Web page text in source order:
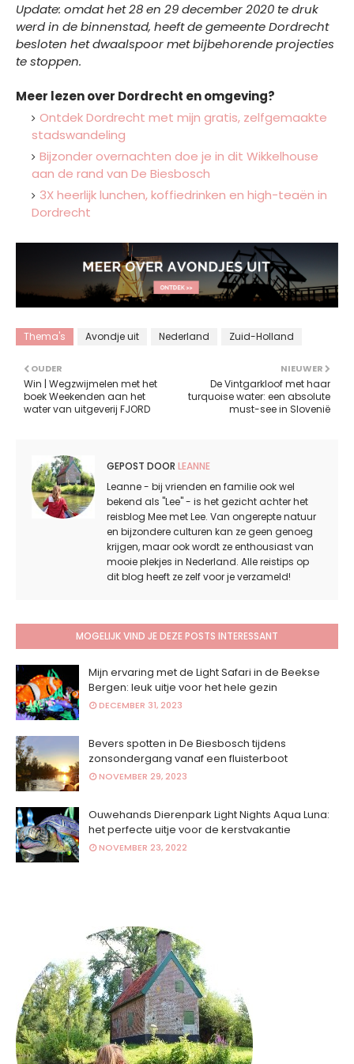
Update: omdat het 28 en 29 december 2020 te druk
werd in de binnenstad, heeft de gemeente Dordrecht
besloten het dwaalspoor met bijbehorende projecties
te stoppen.
Meer lezen over Dordrecht en omgeving?
Ontdek Dordrecht met mijn gratis, zelfgemaakte
stadswandeling
Bijzonder overnachten doe je in dit Wikkelhouse
aan de rand van De Biesbosch
3X heerlijk lunchen, koffiedrinken en high-teaën in
Dordrecht
Thema's Avondje uit Nederland Zuid-Holland
NIEUWER
De Vintgarkloof met haar
turquoise water: een absolute
must-see in Slovenië
OUDER
Win | Wegzwijmelen met het
boek Weekenden aan het
water van uitgeverij FJORD
GEPOST DOOR LEANNE
Leanne - bij vrienden en familie ook wel
bekend als "Lee" - is het gezicht achter het
reisblog Mee met Lee. Van ongerepte natuur
en bijzondere culturen kan ze geen genoeg
krijgen, maar ook wordt ze enthousiast van
mooie plekjes in Nederland. Alle reistips op
dit blog heeft ze zelf voor je verzameld!
MOGELIJK VIND JE DEZE POSTS INTERESSANT
Mijn ervaring met de Light Safari in de Beekse
Bergen: leuk uitje voor het hele gezin
DECEMBER 31, 2023
Bevers spotten in De Biesbosch tijdens
zonsondergang vanaf een fluisterboot
NOVEMBER 29, 2023
Ouwehands Dierenpark Light Nights Aqua Luna:
het perfecte uitje voor de kerstvakantie
NOVEMBER 23, 2022